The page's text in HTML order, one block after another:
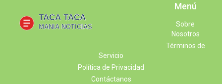
Menú
Sobre
Nosotros
Términos de
Servicio
Política de Privacidad
Contáctanos